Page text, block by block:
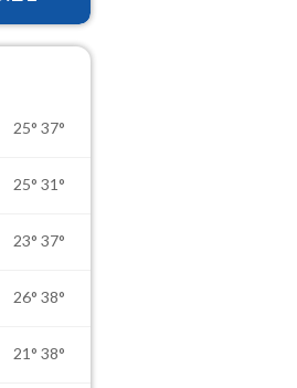
25° 37°
25° 31°
23° 37°
26° 38°
21° 38°